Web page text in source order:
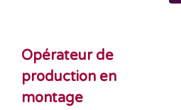
Opérateur de
production en
montage